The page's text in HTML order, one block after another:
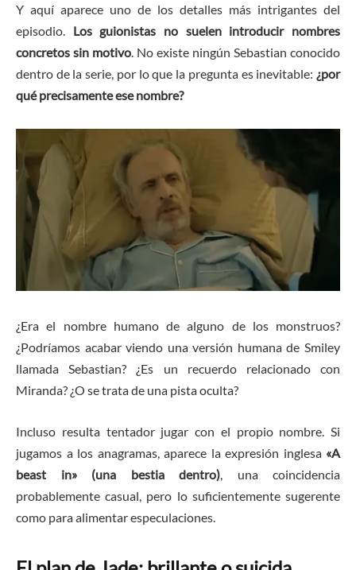
Y aquí aparece uno de los detalles más intrigantes del
episodio. Los guionistas no suelen introducir nombres
concretos sin motivo . No existe ningún Sebastian conocido
dentro de la serie, por lo que la pregunta es inevitable: ¿por
qué precisamente ese nombre?
¿Era el nombre humano de alguno de los monstruos?
¿Podríamos acabar viendo una versión humana de Smiley
llamada Sebastian? ¿Es un recuerdo relacionado con
Miranda? ¿O se trata de una pista oculta?
Incluso resulta tentador jugar con el propio nombre. Si
jugamos a los anagramas, aparece la expresión inglesa «A
beast in» (una bestia dentro) , una coincidencia
probablemente casual, pero lo suficientemente sugerente
como para alimentar especulaciones.